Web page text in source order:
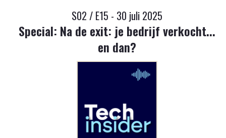
S02 / E15 - 30 juli 2025
Special: Na de exit: je bedrijf verkocht...
en dan?